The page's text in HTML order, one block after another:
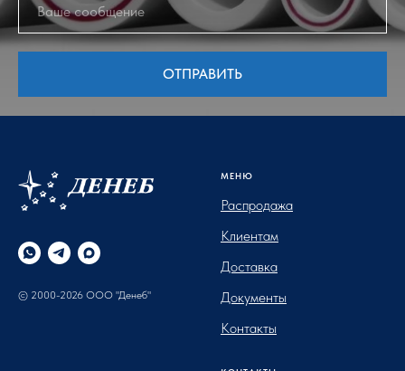
ОТПРАВИТЬ
© 2000-2026 ООО "Денеб"
МЕНЮ
Распродажа
Клиентам
Доставка
Документы
Контакты